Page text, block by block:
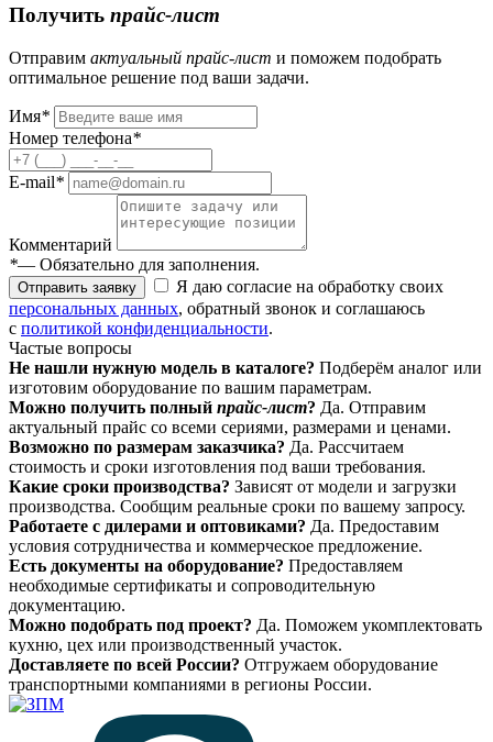
Получить прайс-лист
Отправим актуальный прайс-лист и поможем подобрать
оптимальное решение под ваши задачи.
Имя*
Номер телефона*
E-mail*
Комментарий
*— Обязательно для заполнения.
Отправить заявку
Я даю согласие на обработку своих
персональных данных, обратный звонок и соглашаюсь
с политикой конфиденциальности.
Частые вопросы
Не нашли нужную модель в каталоге? Подберём аналог или
изготовим оборудование по вашим параметрам.
Можно получить полный прайс-лист? Да. Отправим
актуальный прайс со всеми сериями, размерами и ценами.
Возможно по размерам заказчика? Да. Рассчитаем
стоимость и сроки изготовления под ваши требования.
Какие сроки производства? Зависят от модели и загрузки
производства. Сообщим реальные сроки по вашему запросу.
Работаете с дилерами и оптовиками? Да. Предоставим
условия сотрудничества и коммерческое предложение.
Есть документы на оборудование? Предоставляем
необходимые сертификаты и сопроводительную
документацию.
Можно подобрать под проект? Да. Поможем укомплектовать
кухню, цех или производственный участок.
Доставляете по всей России? Отгружаем оборудование
транспортными компаниями в регионы России.